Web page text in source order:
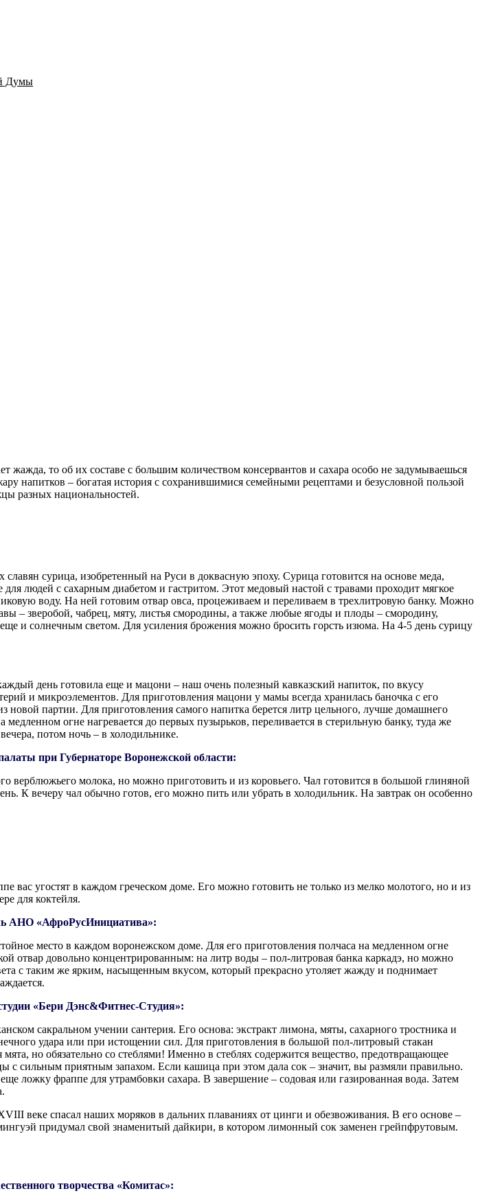
Думы
то об их составе с большим количеством консервантов и сахара особо не задумываешься
напитков – богатая история с сохранившимися семейными рецептами и безусловной пользой
разных национальностей.
сурица, изобретенный на Руси в доквасную эпоху. Сурица готовится на основе меда,
людей с сахарным диабетом и гастритом. Этот медовый настой с травами проходит мягкое
воду. На ней готовим отвар овса, процеживаем и переливаем в трехлитровую банку. Можно
– зверобой, чабрец, мяту, листья смородины, а также любые ягоды и плоды – смородину,
и солнечным светом. Для усиления брожения можно бросить горсть изюма. На 4-5 день сурицу
день готовила еще и мацони – наш очень полезный кавказский напиток, по вкусу
и микроэлементов. Для приготовления мацони у мамы всегда хранилась баночка с его
новой партии. Для приготовления самого напитка берется литр цельного, лучше домашнего
огне нагревается до первых пузырьков, переливается в стерильную банку, туда же
потом ночь – в холодильнике.
при Губернаторе Воронежской области:
верблюжьего молока, но можно приготовить и из коровьего. Чал готовится в большой глиняной
К вечеру чал обычно готов, его можно пить или убрать в холодильник. На завтрак он особенно
угостят в каждом греческом доме. Его можно готовить не только из мелко молотого, но и из
для коктейля.
АНО «АфроРусИнициатива»:
место в каждом воронежском доме. Для его приготовления полчаса на медленном огне
отвар довольно концентрированным: на литр воды – пол-литровая банка каркадэ, но можно
с таким же ярким, насыщенным вкусом, который прекрасно утоляет жажду и поднимает
«Бери Дэнс&Фитнес-Студия»:
сакральном учении сантерия. Его основа: экстракт лимона, мяты, сахарного тростника и
удара или при истощении сил. Для приготовления в большой пол-литровый стакан
но обязательно со стеблями! Именно в стеблях содержится вещество, предотвращающее
с сильным приятным запахом. Если кашица при этом дала сок – значит, вы размяли правильно.
ложку фраппе для утрамбовки сахара. В завершение – содовая или газированная вода. Затем
веке спасал наших моряков в дальних плаваниях от цинги и обезвоживания. В его основе –
придумал свой знаменитый дайкири, в котором лимонный сок заменен грейпфрутовым.
творчества «Комитас»: